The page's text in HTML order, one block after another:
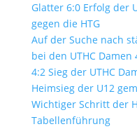
Glatter 6:0 Erfolg der
gegen die HTG
Auf der Suche nach
bei den UTHC Damen
4:2 Sieg der UTHC
Heimsieg der U12
Wichtiger Schritt der
Tabellenführung